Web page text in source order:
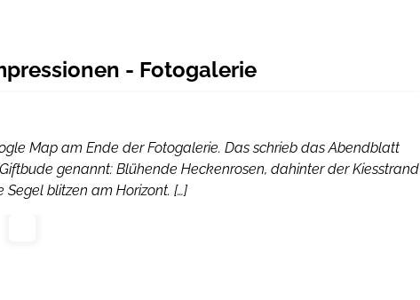
- Fotogalerie
Map am Ende der Fotogalerie. Das schrieb das Abendblatt
genannt: Blühende Heckenrosen, dahinter der Kiesstrand
blitzen am Horizont. […]